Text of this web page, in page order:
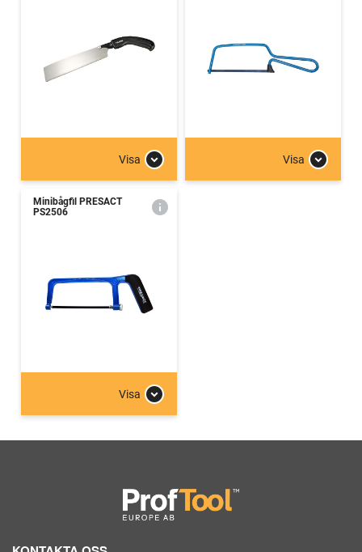
Visa Visa
Minibågfil PRESACT
PS2506
Visa